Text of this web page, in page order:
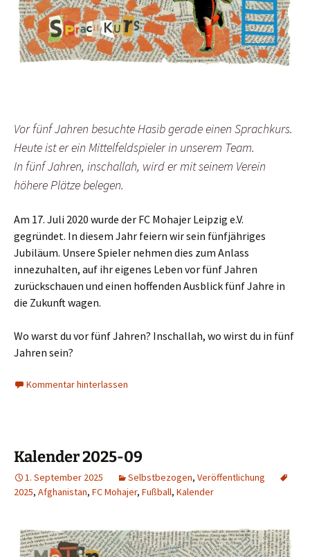
Vor fünf Jahren besuchte Hasib gerade einen Sprachkurs.
Heute ist er ein Mittelfeldspieler in unserem Team.
In fünf Jahren, inschallah, wird er mit seinem Verein
höhere Plätze belegen.
Am 17. Juli 2020 wurde der FC Mohajer Leipzig e.V.
gegründet. In diesem Jahr feiern wir sein fünfjähriges
Jubiläum. Unsere Spieler nehmen dies zum Anlass
innezuhalten, auf ihr eigenes Leben vor fünf Jahren
zurückschauen und einen hoffenden Ausblick fünf Jahre in
die Zukunft wagen.
Wo warst du vor fünf Jahren? Inschallah, wo wirst du in fünf
Jahren sein?
Kommentar hinterlassen
Kalender 2025-09
1. September 2025 Selbstbezogen, Veröffentlichung
2025, Afghanistan, FC Mohajer, Fußball, Kalender